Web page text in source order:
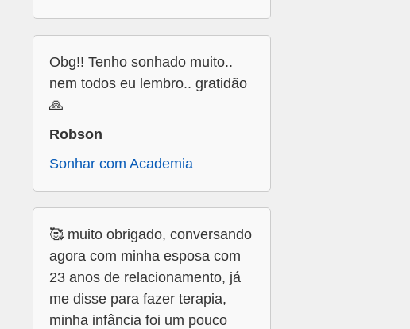
Obg!! Tenho sonhado muito..
nem todos eu lembro.. gratidão
🙏
Robson
Sonhar com Academia
🥰 muito obrigado, conversando
agora com minha esposa com
23 anos de relacionamento, já
me disse para fazer terapia,
minha infância foi um pouco